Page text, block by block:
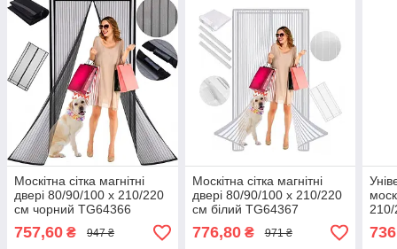
Москітна сітка магнітні
двері 80/90/100 x 210/220
см чорний TG64366
757,60 ₴ 947 ₴
Москітна сітка магнітні
двері 80/90/100 x 210/220
см білий TG64367
776,80₴ 971 ₴